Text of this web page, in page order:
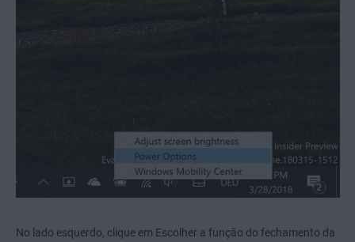
No lado esquerdo, clique em Escolher a função do fechamento da